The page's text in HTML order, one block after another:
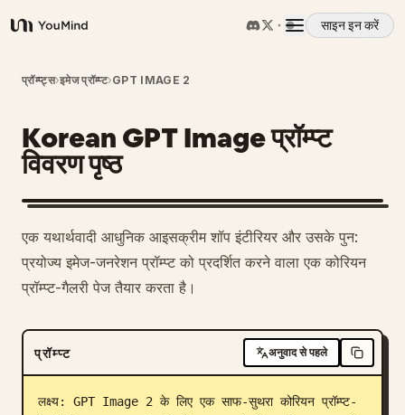
YouMind
साइन इन करें
अवलोकन
उपयोग के मामले
कौशल
प्रॉम्प्ट
डाउनलोड
प्रॉम्प्ट्स›इमेज प्रॉम्प्ट›GPT IMAGE 2
Korean GPT Image प्रॉम्प्ट
विवरण पृष्ठ
एक यथार्थवादी आधुनिक आइसक्रीम शॉप इंटीरियर और उसके पुन:
प्रयोज्य इमेज-जनरेशन प्रॉम्प्ट को प्रदर्शित करने वाला एक कोरियन
प्रॉम्प्ट-गैलरी पेज तैयार करता है।
प्रॉम्प्ट अनुवाद से पहले
लक्ष्य: GPT Image 2 के लिए एक साफ-सुथरा कोरियन प्रॉम्प्ट-